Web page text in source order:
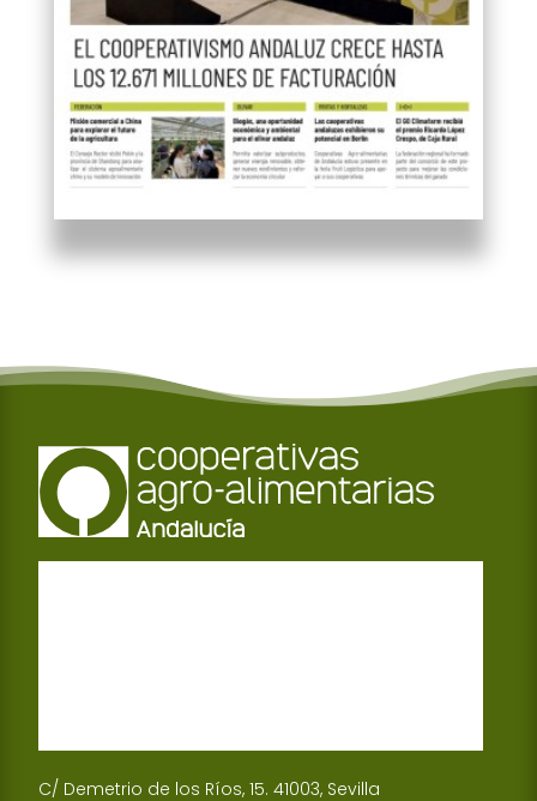
C/ Demetrio de los Ríos, 15. 41003, Sevilla